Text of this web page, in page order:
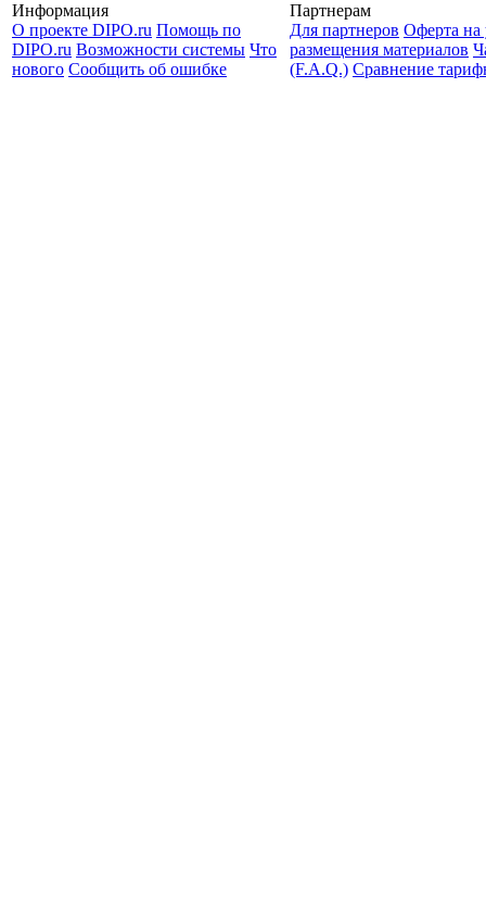
Информация
О проекте DIPO.ru Помощь по
DIPO.ru Возможности системы Что
нового Сообщить об ошибке
Партнерам
Для партнеров Оферта на
размещения материалов
(F.A.Q.) Cравнение